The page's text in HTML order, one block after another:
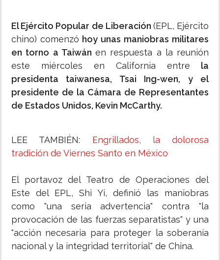
El Ejército Popular de Liberación (EPL, Ejército
chino) comenzó hoy unas maniobras militares
en torno a Taiwán en respuesta a la reunión
este miércoles en California entre la
presidenta taiwanesa, Tsai Ing-wen, y el
presidente de la Cámara de Representantes
de Estados Unidos, Kevin McCarthy.
LEE TAMBIÉN: Engrillados, la dolorosa
tradición de Viernes Santo en México
El portavoz del Teatro de Operaciones del
Este del EPL, Shi Yi, definió las maniobras
como "una seria advertencia" contra "la
provocación de las fuerzas separatistas" y una
"acción necesaria para proteger la soberanía
nacional y la integridad territorial" de China.